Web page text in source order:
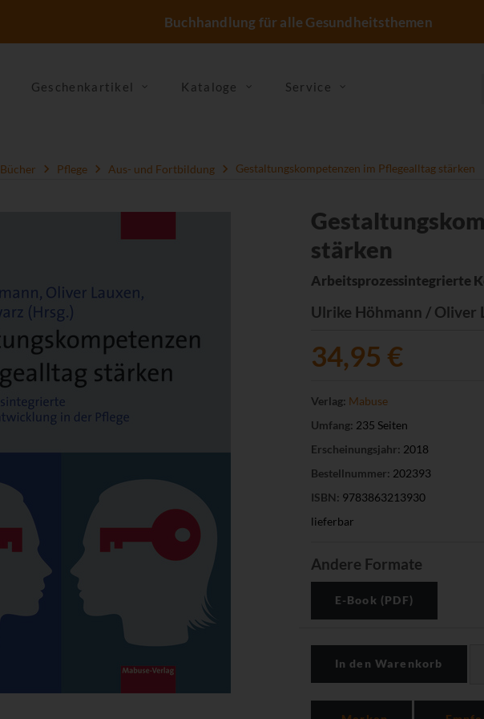
Buchhandlung für alle Gesundheitsthemen
Geschenkartikel Kataloge Service
Bücher Pflege Aus- und Fortbildung Gestaltungskompetenzen im Pflegealltag stärken
stärken
Arbeitsprozessintegrierte
Ulrike Höhmann / Oliver
34,95 €
Verlag: Mabuse
Umfang: 235 Seiten
Erscheinungsjahr: 2018
Bestellnummer: 202393
ISBN: 9783863213930
lieferbar
Andere Formate
E-Book (PDF)
In den Warenkorb